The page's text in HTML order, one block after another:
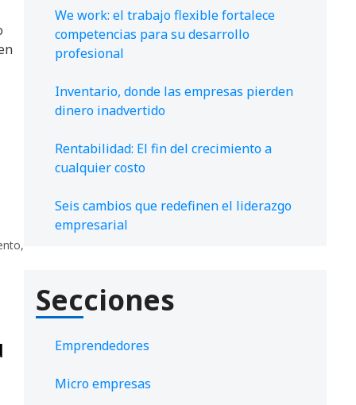
,
We work: el trabajo flexible fortalece
competencias para su desarrollo
profesional
Inventario, donde las empresas pierden
dinero inadvertido
Rentabilidad: El fin del crecimiento a
cualquier costo
Seis cambios que redefinen el liderazgo
empresarial
Secciones
Emprendedores
Micro empresas